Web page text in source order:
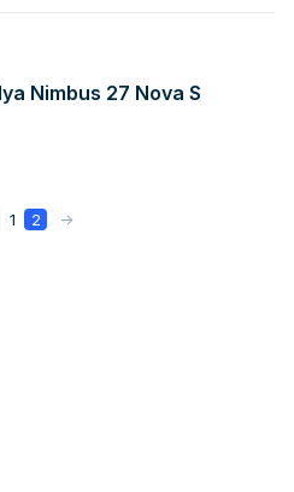
Nimbus 27 Nova S
1 2 ->